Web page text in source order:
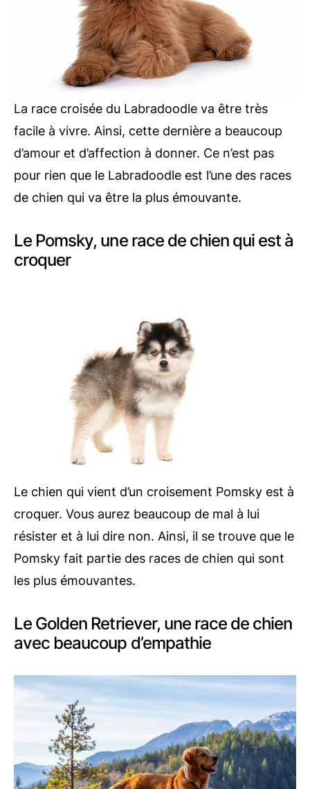
La race croisée du Labradoodle va être très
facile à vivre. Ainsi, cette dernière a beaucoup
d’amour et d’affection à donner. Ce n’est pas
pour rien que le Labradoodle est l’une des races
de chien qui va être la plus émouvante.
Le Pomsky, une race de chien qui est à
croquer
Le chien qui vient d’un croisement Pomsky est à
croquer. Vous aurez beaucoup de mal à lui
résister et à lui dire non. Ainsi, il se trouve que le
Pomsky fait partie des races de chien qui sont
les plus émouvantes.
Le Golden Retriever, une race de chien
avec beaucoup d’empathie